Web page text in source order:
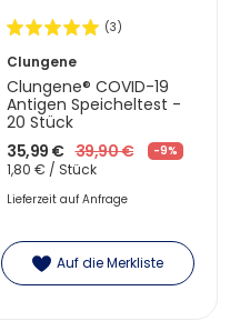
(3)
Clungene
Clungene® COVID-19
Antigen Speicheltest -
20 Stück
35,99 € 39,90 € -9%
1,80 € / Stück
Lieferzeit auf Anfrage
Auf die Merkliste